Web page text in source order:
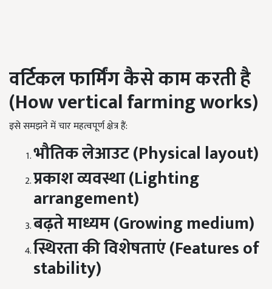
वर्टिकल फार्मिंग कैसे काम करती है
(How vertical farming works)
इसे समझने में चार महत्वपूर्ण क्षेत्र हैं:
भौतिक लेआउट (Physical layout)
प्रकाश व्यवस्था (Lighting
arrangement)
बढ़ते माध्यम (Growing medium)
स्थिरता की विशेषताएं (Features of
stability)